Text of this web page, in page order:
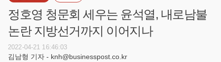
정호영 청문회 세우는 윤석열, 내로남불
논란 지방선거까지 이어지나
2022-04-21 16:46:03
김남형 기자 - knh@businesspost.co.kr